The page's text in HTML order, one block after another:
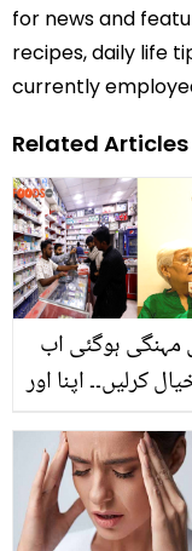
for news and
recipes, daily life
currently
Related Articles
مہنگی ہوگئی اب
کرلیں۔۔ اپنا اور
کے چند آسان طریقے
بیماریوں سے بچا